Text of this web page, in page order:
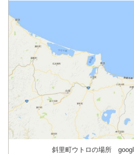
斜里町ウトロの場所